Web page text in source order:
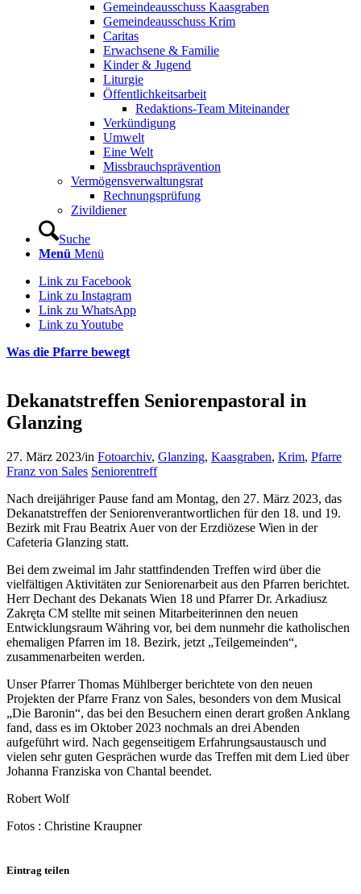
Gemeindeausschuss Kaasgraben
Gemeindeausschuss Krim
Caritas
Erwachsene & Familie
Kinder & Jugend
Liturgie
Öffentlichkeitsarbeit
Redaktions-Team Miteinander
Verkündigung
Umwelt
Eine Welt
Missbrauchsprävention
Vermögensverwaltungsrat
Rechnungsprüfung
Zivildiener
Suche
Menü Menü
Link zu Facebook
Link zu Instagram
Link zu WhatsApp
Link zu Youtube
Was die Pfarre bewegt
Dekanatstreffen Seniorenpastoral in
Glanzing
27. März 2023/in Fotoarchiv, Glanzing, Kaasgraben, Krim, Pfarre
Franz von Sales Seniorentreff
Nach dreijähriger Pause fand am Montag, den 27. März 2023, das
Dekanatstreffen der Seniorenverantwortlichen für den 18. und 19.
Bezirk mit Frau Beatrix Auer von der Erzdiözese Wien in der
Cafeteria Glanzing statt.
Bei dem zweimal im Jahr stattfindenden Treffen wird über die
vielfältigen Aktivitäten zur Seniorenarbeit aus den Pfarren berichtet.
Herr Dechant des Dekanats Wien 18 und Pfarrer Dr. Arkadiusz
Zakręta CM stellte mit seinen Mitarbeiterinnen den neuen
Entwicklungsraum Währing vor, bei dem nunmehr die katholischen
ehemaligen Pfarren im 18. Bezirk, jetzt „Teilgemeinden“,
zusammenarbeiten werden.
Unser Pfarrer Thomas Mühlberger berichtete von den neuen
Projekten der Pfarre Franz von Sales, besonders von dem Musical
„Die Baronin“, das bei den Besuchern einen derart großen Anklang
fand, dass es im Oktober 2023 nochmals an drei Abenden
aufgeführt wird. Nach gegenseitigem Erfahrungsaustausch und
vielen sehr guten Gesprächen wurde das Treffen mit dem Lied über
Johanna Franziska von Chantal beendet.
Robert Wolf
Fotos : Christine Kraupner
Eintrag teilen